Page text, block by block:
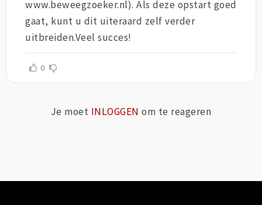
www.beweegzoeker.nl). Als deze opstart goed
gaat, kunt u dit uiteraard zelf verder
uitbreiden.Veel succes!
0
Je moet INLOGGEN om te reageren